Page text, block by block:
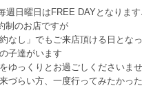
週日曜日はFREE DAYとなります
制のお店ですが
なし」でもご来店頂ける日とな
子達がいます
ゆっくりとお過ごしくださいませ
づらい方、一度行ってみたかっ